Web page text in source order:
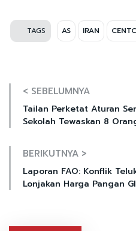
TAGS AS IRAN
< SEBELUMNYA
Tailan Perketat Aturan
Sekolah Tewaskan 8
BERIKUTNYA >
Laporan FAO: Konflik
Lonjakan Harga Pangan